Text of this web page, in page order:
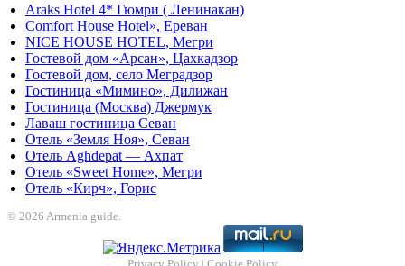
Araks Hotel 4* Гюмри ( Ленинакан)
Comfort House Hotel», Ереван
NICE HOUSE HOTEL, Мегри
Гостевой дом «Арсан», Цахкадзор
Гостевой дом, село Меградзор
Гостиница «Мимино», Дилижан
Гостиница (Москва) Джермук
Лаваш гостиница Севан
Отель «Земля Ноя», Севан
Отель Aghdepat — Ахпат
Отель «Sweet Home», Мегри
Отель «Кирч», Горис
© 2026 Armenia guide.